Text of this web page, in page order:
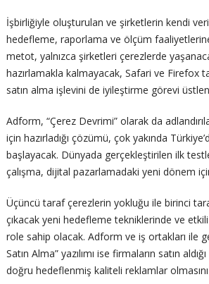
İşbirliğiyle oluşturulan ve şirketlerin kendi
hedefleme, raporlama ve ölçüm
metot, yalnızca şirketleri çerezlerde
hazırlamakla kalmayacak, Safari ve Firefox
satın alma işlevini de iyileştirme görevi
Adform, “Çerez Devrimi” olarak da
için hazırladığı çözümü, çok yakında
başlayacak. Dünyada gerçekleştirilen ilk
çalışma, dijital pazarlamadaki yeni dönem
Üçüncü taraf çerezlerin yokluğu ile birinci
çıkacak yeni hedefleme tekniklerinde ve
role sahip olacak. Adform ve iş ortakları ile
Satın Alma” yazılımı ise firmaların satın
doğru hedeflenmiş kaliteli reklamlar